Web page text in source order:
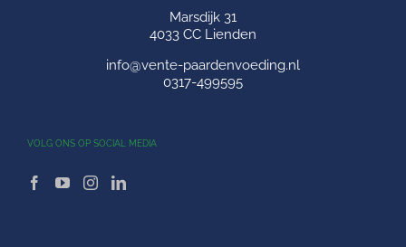
Marsdijk 31
4033 CC Lienden
info@vente-paardenvoeding.nl
0317-499595
VOLG ONS OP SOCIAL MEDIA